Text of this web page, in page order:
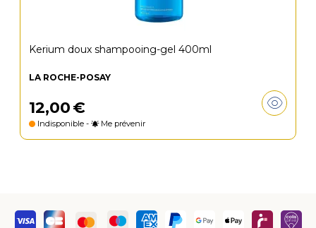
Kerium doux shampooing-gel 400ml
LA ROCHE-POSAY
12,00€
Indisponible - Me prévenir